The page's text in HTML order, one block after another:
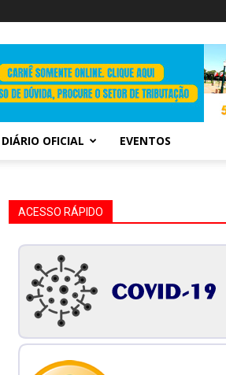
DIÁRIO OFICIAL EVENTOS
ACESSO RÁPIDO